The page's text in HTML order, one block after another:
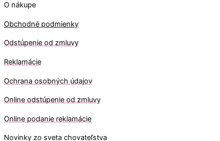
O nákupe
Obchodné podmienky
Odstúpenie od zmluvy
Reklamácie
Ochrana osobných údajov
Online odstúpenie od zmluvy
Online podanie reklamácie
Novinky zo sveta chovateľstva